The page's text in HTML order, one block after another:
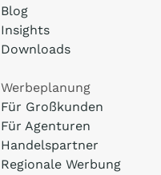
Blog
Insights
Downloads
Werbeplanung
Für Großkunden
Für Agenturen
Handelspartner
Regionale Werbung